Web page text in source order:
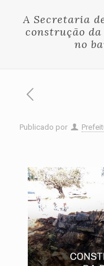
A Secretaria
construção da
no
Publicado por